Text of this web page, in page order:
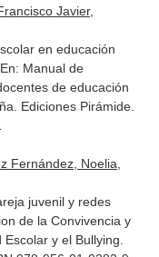
Javier,
en educación
En: Manual de
de educación
Ediciones Pirámide.
Fernández, Noelia,
juvenil y redes
de la Convivencia y
y el Bullying